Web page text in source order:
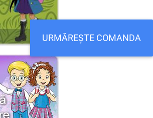
URMĂREȘTE COMANDA